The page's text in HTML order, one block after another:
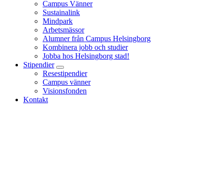
Campus Vänner
Sustainalink
Mindpark
Arbetsmässor
Alumner från Campus Helsingborg
Kombinera jobb och studier
Jobba hos Helsingborg stad!
Stipendier
Resestipendier
Campus vänner
Visionsfonden
Kontakt